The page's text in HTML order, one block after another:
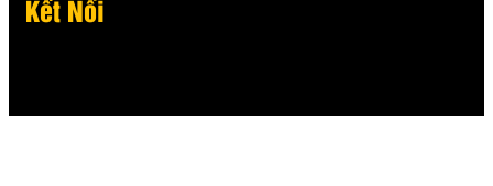
Kết Nối